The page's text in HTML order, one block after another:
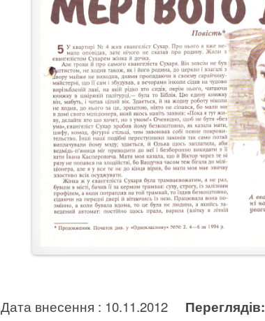
Дата внесення : 10.11.2012 Переглядів: